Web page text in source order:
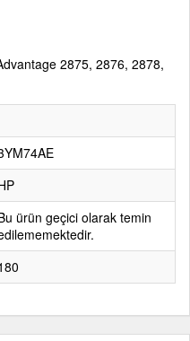
2875, 2876, 2878,
ürün geçici olarak temin